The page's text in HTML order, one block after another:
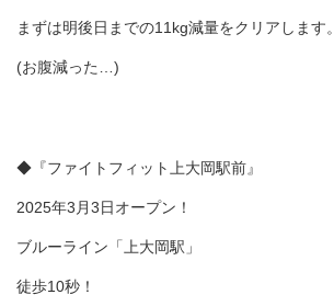
まずは明後日までの11kg減量をクリアします。
(お腹減った…)
◆『ファイトフィット上大岡駅前』
2025年3月3日オープン！
ブルーライン「上大岡駅」
徒歩10秒！